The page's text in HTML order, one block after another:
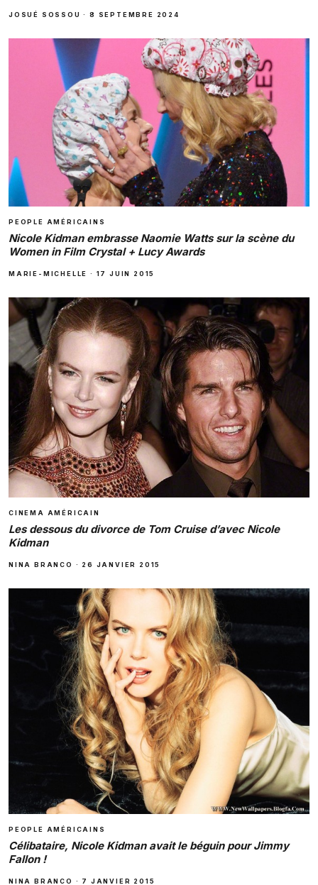
JOSUÉ SOSSOU ·8 SEPTEMBRE 2024
PEOPLE AMÉRICAINS
Nicole Kidman embrasse Naomie Watts sur la scène du
Women in Film Crystal + Lucy Awards
MARIE-MICHELLE · 17 JUIN 2015
CINEMA AMÉRICAIN
Les dessous du divorce de Tom Cruise d’avec Nicole
Kidman
NINA BRANCO · 26 JANVIER 2015
PEOPLE AMÉRICAINS
Célibataire, Nicole Kidman avait le béguin pour Jimmy
Fallon !
NINA BRANCO · 7 JANVIER 2015